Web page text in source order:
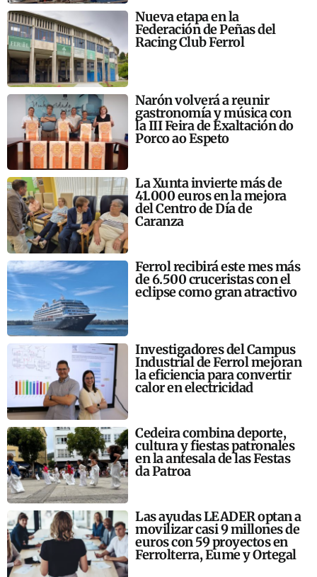
Nueva etapa en la
Federación de Peñas del
Racing Club Ferrol
Narón volverá a reunir
gastronomía y música con
la III Feira de Exaltación do
Porco ao Espeto
La Xunta invierte más de
41.000 euros en la mejora
del Centro de Día de
Caranza
Ferrol recibirá este mes más
de 6.500 cruceristas con el
eclipse como gran atractivo
Investigadores del Campus
Industrial de Ferrol mejoran
la eficiencia para convertir
calor en electricidad
Cedeira combina deporte,
cultura y fiestas patronales
en la antesala de las Festas
da Patroa
Las ayudas LEADER optan a
movilizar casi 9 millones de
euros con 59 proyectos en
Ferrolterra, Eume y Ortegal